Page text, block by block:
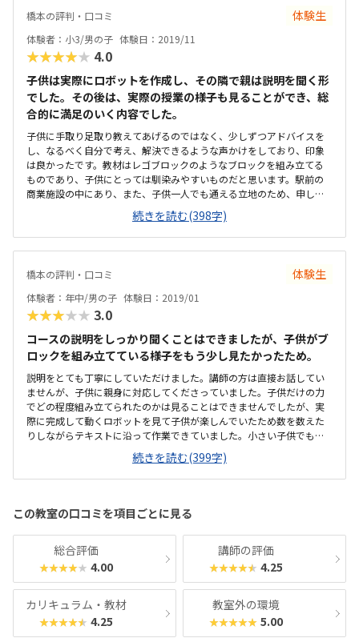
いと思いました
橋本の評判・口コミ 体験生
体験者：小3/男の子 体験日：2019/11
★★★★★ 4.0
子供は実際にロボットを作成し、その隣で親は説明を聞く形
でした。その後は、実際の授業の様子も見ることができ、総
合的に満足のいく内容でした。
子供に手取り足取り教えてあげるのではなく、少しずつアドバイスを
し、なるべく自分で考え、解決できるような声かけをしており、印象
は良かったです。教材はレゴブロックのようなブロックを組み立てる
ものであり、子供にとっては馴染みやすいものだと思います。駅前の
商業施設の中にあり、また、子供一人でも通える立地のため、申し分
ないです。商業施設内のため、ついでに買い物ができるので、便利で
す。市の施設の部屋を借りて行われるため、回によっては、場所が変
更になるとのことでした。体験時に使用した部屋は、通っている子供
の人数の割には、少し手狭に感じました。他の教室と比較してもそん
に価格設定が高いと感じます。体験後、子供が自分の期待していたと
おり、自分のペースで自由にロボットを作成し、楽しかったと言って
いたので、親としても連れてきて良かったと思いました。
続きを読む(398字)
橋本の評判・口コミ 体験生
体験者：年中/男の子 体験日：2019/01
★★★★★ 3.0
コースの説明をしっかり聞くことはできましたが、子供がブ
ロックを組み立てている様子をもう少し見たかったため。
説明をとても丁寧にしていただけました。講師の方は直接お話してい
ませんが、子供に親身に対応してくださっていました。子供だけの力
でどの程度組み立てられたのかは見ることはできませんでしたが、実
際に完成して動くロボットを見て子供が楽しんでいたため数を数えた
りしながらテキストに沿って作業できていました。小さい子供でも視
覚的に分かりやすくなっていて良いと思いました。最寄駅から近いの
でバスで通うこともできるし、駐車場があるため車で送り迎えするの
も楽で、通いやすい立地です。レンタルスペースなので殺風景ですが
すめているという印象でした。ロボットのキット代もかかるので、他
の習い事に比べると高いです。月額がもう少し安価になると良いなと
思います。ただブロックを組み立てるだけでなく、スイッチ１つで実
際に動くロボットの楽しさを実感できた点が良かったです。
続きを読む(399字)
この教室の口コミを項目ごとに見る
総合評価
★★★★★ 4.00
講師の評価
★★★★★ 4.25
カリキュラム・教材
★★★★★ 4.25
教室外の環境
★★★★★ 5.00